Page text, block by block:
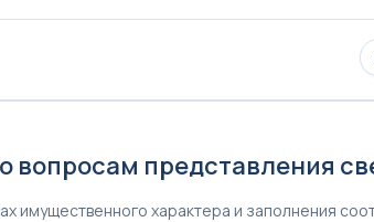
вопросам представления
имущественного характера и заполнения